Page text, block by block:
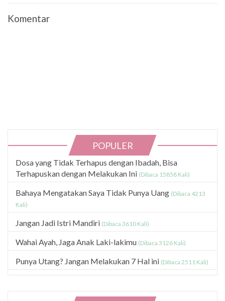
Komentar
POPULER
Dosa yang Tidak Terhapus dengan Ibadah, Bisa
Terhapuskan dengan Melakukan Ini (Dibaca 15858 Kali)
Bahaya Mengatakan Saya Tidak Punya Uang (Dibaca 4213
Kali)
Jangan Jadi Istri Mandiri (Dibaca 3610 Kali)
Wahai Ayah, Jaga Anak Laki-lakimu (Dibaca 3126 Kali)
Punya Utang? Jangan Melakukan 7 Hal ini (Dibaca 2511 Kali)